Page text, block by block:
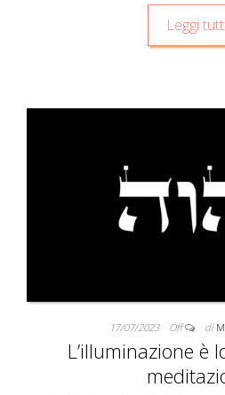
Leggi
17/07/2023 Off di
L’illuminazione è